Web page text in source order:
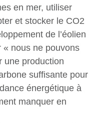
en mer, utiliser
et stocker le CO2
de l’éolien
« nous ne pouvons
une production
suffisante pour
énergétique à
manquer en